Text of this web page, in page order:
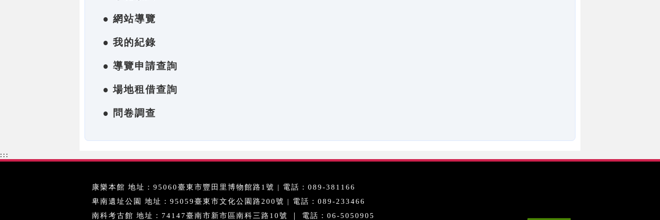
● 網站導覽
● 我的紀錄
● 導覽申請查詢
● 場地租借查詢
● 問卷調查
:::
康樂本館 地址：95060臺東市豐田里博物館路1號 | 電話：089-381166
卑南遺址公園 地址：95059臺東市文化公園路200號 | 電話：089-233466
南科考古館 地址：74147臺南市新市區南科三路10號 ｜ 電話：06-5050905